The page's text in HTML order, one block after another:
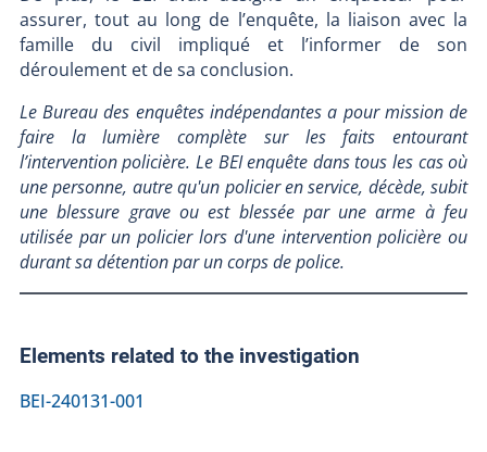
assurer, tout au long de l’enquête, la liaison avec la
famille du civil impliqué et l’informer de son
déroulement et de sa conclusion.
Le Bureau des enquêtes indépendantes a pour mission de
faire la lumière complète sur les faits entourant
l’intervention policière. Le BEI enquête dans tous les cas où
une personne, autre qu'un policier en service, décède, subit
une blessure grave ou est blessée par une arme à feu
utilisée par un policier lors d'une intervention policière ou
durant sa détention par un corps de police.
Elements related to the investigation
BEI-240131-001